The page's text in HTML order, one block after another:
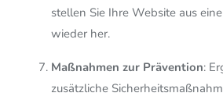
stellen Sie Ihre Website aus
wieder her.
Maßnahmen zur Prävention:
zusätzliche